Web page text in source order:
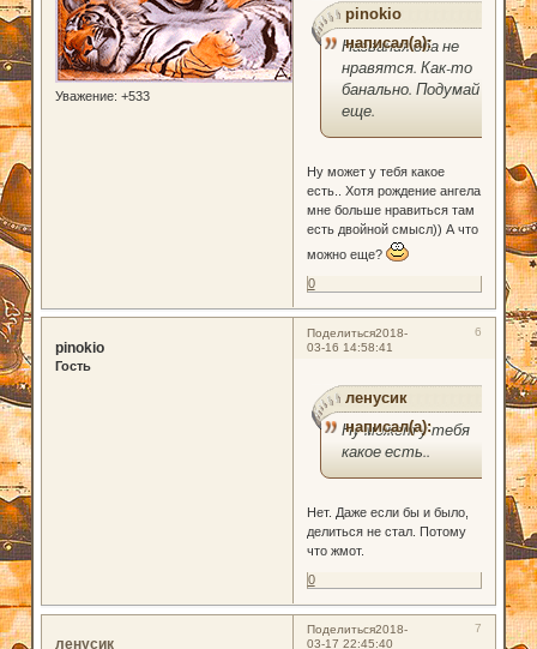
Уважение: +533
pinokio
написал(а):
Названия оба не
нравятся. Как-то
банально. Подумай
еще.
Ну может у тебя какое
есть.. Хотя рождение ангела
мне больше нравиться там
есть двойной смысл)) А что
можно еще?
0
Поделиться 6
2018-
03-16 14:58:41
pinokio
Гость
ленусик
написал(а):
Ну может у тебя
какое есть..
Нет. Даже если бы и было,
делиться не стал. Потому
что жмот.
0
Поделиться 7
2018-
03-17 22:45:40
ленусик